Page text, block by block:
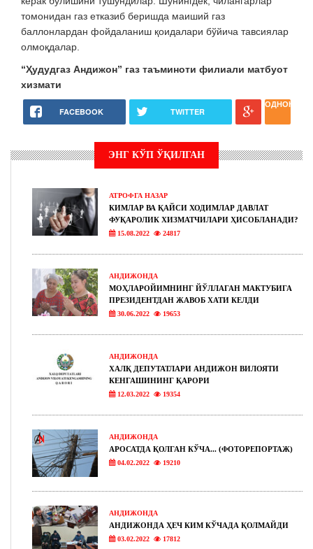
томонидан газ етказиб беришда маиший газ
баллонлардан фойдаланиш қоидалари бўйича тавсиялар
олмоқдалар.
“Ҳудудгаз Андижон” газ таъминоти филиали матбуот
хизмати
FACEBOOK TWITTER
ЭНГ КЎП ЎҚИЛГАН
АТРОФГА НАЗАР
КИМЛАР ВА ҚАЙСИ ХОДИМЛАР ДАВЛАТ
ФУҚАРОЛИК ХИЗМАТЧИЛАРИ ҲИСОБЛАНАДИ?
15.08.2022 24817
АНДИЖОНДА
МОҲЛАРОЙИМНИНГ ЙЎЛЛАГАН МАКТУБИГА
ПРЕЗИДЕНТДАН ЖАВОБ ХАТИ КЕЛДИ
30.06.2022 19653
АНДИЖОНДА
ХАЛҚ ДЕПУТАТЛАРИ АНДИЖОН ВИЛОЯТИ
КЕНГАШИНИНГ ҚАРОРИ
12.03.2022 19354
АНДИЖОНДА
АРОСАТДА ҚОЛГАН КЎЧА... (ФОТОРЕПОРТАЖ)
04.02.2022 19210
АНДИЖОНДА
АНДИЖОНДА ҲЕЧ КИМ КЎЧАДА ҚОЛМАЙДИ
03.02.2022 17812